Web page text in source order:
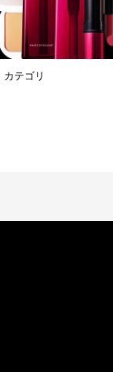
カテゴリ